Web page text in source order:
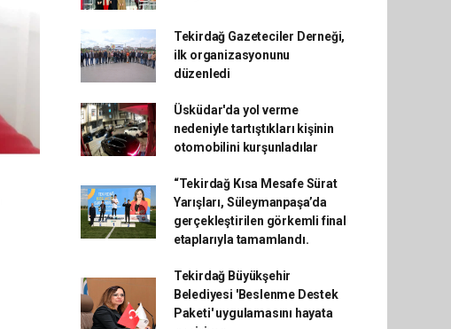
Tekirdağ Gazeteciler Derneği,
ilk organizasyonunu
düzenledi
Üsküdar'da yol verme
nedeniyle tartıştıkları kişinin
otomobilini kurşunladılar
“Tekirdağ Kısa Mesafe Sürat
Yarışları, Süleymanpaşa’da
gerçekleştirilen görkemli final
etaplarıyla tamamlandı.
Tekirdağ Büyükşehir
Belediyesi 'Beslenme Destek
Paketi' uygulamasını hayata